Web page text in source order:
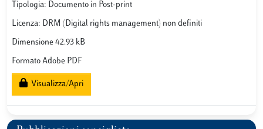
Tipologia: Documento in Post-print
Licenza: DRM (Digital rights management) non definiti
Dimensione 42.93 kB
Formato Adobe PDF
Visualizza/Apri